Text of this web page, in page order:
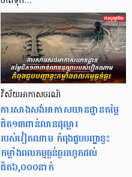
វិស័យអាកាសចរណ៍
ការសាងសង់អាកាសយានដ្ឋានតម្លៃ
ជិត១៣ពាន់លានដុល្លារ
របស់វៀតណាម កំពុងជួបបញ្ហាខ្វះ
កម្លាំងពលកម្មធ្ងន់ធ្ងររហូតដល់
ជិត៦,០០០នាក់